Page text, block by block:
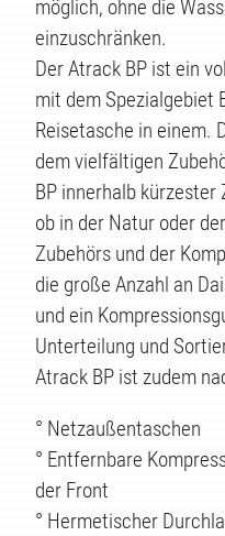
möglich, ohne die
einzuschränken.
Der Atrack BP ist ein
mit dem Spezialgebiet
Reisetasche in einem.
dem vielfältigen
BP innerhalb
ob in der Natur oder
Zubehörs und der
die große Anzahl an
und ein
Unterteilung und
Atrack BP ist zudem
° Netzaußentaschen
° Entfernbare
der Front
° Hermetischer